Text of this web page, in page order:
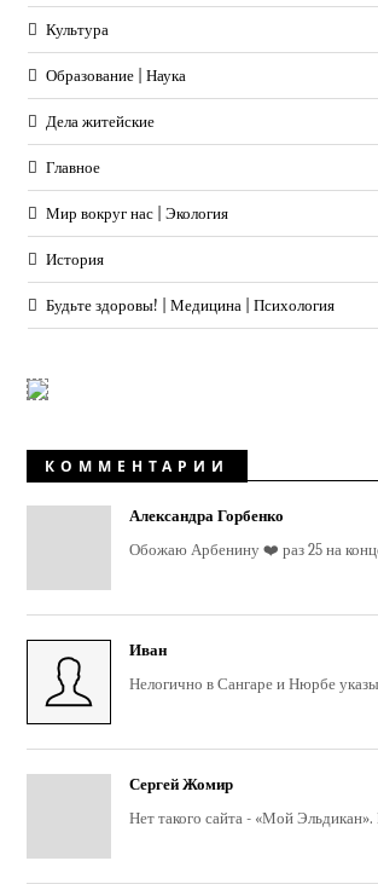
Культура
Образование | Наука
Дела житейские
Главное
Мир вокруг нас | Экология
История
Будьте здоровы! | Медицина | Психология
КОММЕНТАРИИ
Александра Горбенко
Обожаю Арбенину ❤️ раз 25 на
Иван
Нелогично в Сангаре и Нюрбе
Сергей Жомир
Нет такого сайта - «Мой